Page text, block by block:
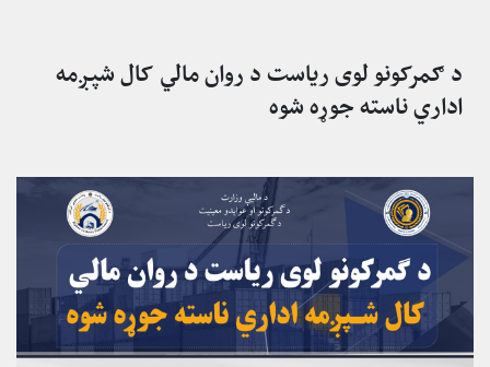
د ګمرکونو لوی ریاست د روان مالي کال شپږمه
اداري ناسته جوړه شوه